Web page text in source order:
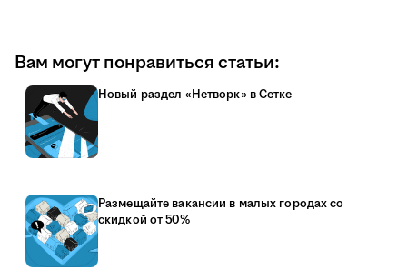
Вам могут понравиться статьи:
Новый раздел «Нетворк» в Сетке
Размещайте вакансии в малых городах со
скидкой от 50%